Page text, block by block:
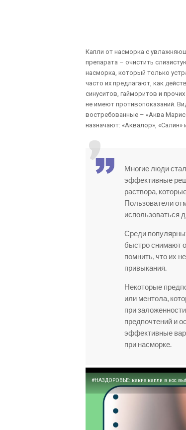
Капли от насморка с
препарата – очистить
насморка, который только
часто их предлагают, как
синуситов, гайморитов и
не имеют противопоказаний.
востребованные – «Аква
назначают: «Аквалор», «Салин»
Многие люди
эффективные
раствора,
Пользователи
использоваться
Среди
быстро снимают
помнить, что их
привыкания.
Некоторые
или ментола,
при
предпочтений и
эффективные
при насморке.
#НАЗДОРОВЬЕ: какие капли в нос